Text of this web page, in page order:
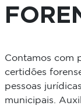
Contamos com
certidões
pessoas
municipais.